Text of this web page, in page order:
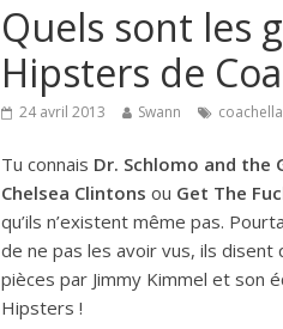
Quels sont les
Hipsters de
24 avril 2013 Swann coachella
Tu connais Dr. Schlomo and the
Chelsea Clintons ou Get The
qu’ils n’existent même pas.
de ne pas les avoir vus, ils
pièces par Jimmy Kimmel et son
Hipsters !